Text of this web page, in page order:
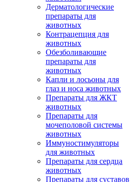
Дерматологические
препараты для
животных
Контрацепция для
животных
Обезболивающие
препараты для
животных
Капли и лосьоны для
глаз и носа животных
Препараты для ЖКТ
животных
Препараты для
мочеполовой системы
животных
Иммуностимуляторы
для животных
Препараты для сердца
животных
Препараты для суставов